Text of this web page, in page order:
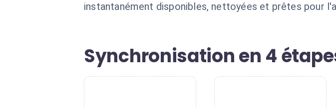
instantanément disponibles, nettoyées et prêtes pour
Synchronisation en 4